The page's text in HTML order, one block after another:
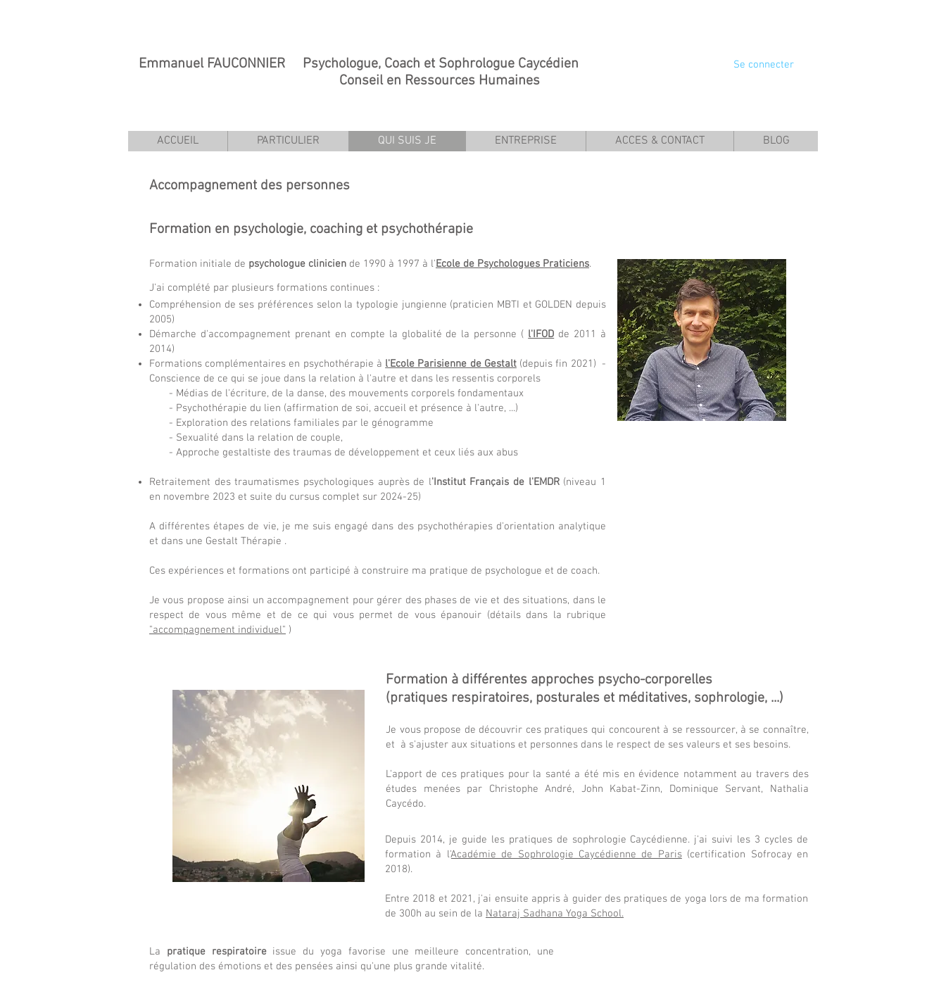
Emmanuel FAUCONNIER Psychologue, Coach et Sophrologue Caycédien
Conseil en Ressources Humaines
Se connecter
ACCUEIL PARTICULIER QUI SUIS JE ENTREPRISE ACCES & CONTACT BLOG
Accompagnement des personnes
Formation en psychologie, coaching et psychothérapie
Formation initiale de psychologue clinicien de 1990 à 1997 à l'Ecole de Psychologues Praticiens.
J'ai complété par plusieurs formations continues :
Compréhension de ses préférences selon la typologie jungienne (praticien MBTI et GOLDEN depuis
2005)
Démarche d'accompagnement prenant en compte la globalité de la personne ( l'IFOD de 2011 à
2014)
Formations complémentaires en psychothérapie à l'Ecole Parisienne de Gestalt(depuis fin 2021) -
Conscience de ce qui se joue dans la relation à l'autre et dans les ressentis corporels
- Médias de l'écriture, de la danse, des mouvements corporels fondamentaux
- Psychothérapie du lien (affirmation de soi, accueil et présence à l'autre, ...)
- Exploration des relations familiales par le génogramme
- Sexualité dans la relation de couple,
- Approche gestaltiste des traumas de développement et ceux liés aux abus
Retraitement des traumatismes psychologiques auprès de l'Institut Français de l'EMDR(niveau 1
en novembre 2023 et suite du cursus complet sur 2024-25)
A différentes étapes de vie, je me suis engagé dans des psychothérapies d'orientation analytique
et dans une Gestalt Thérapie .
Ces expériences et formations ont participé à construire ma pratique de psychologue et de coach.
Je vous propose ainsi un accompagnement pour gérer des phases de vie et des situations, dans le
respect de vous même et de ce qui vous permet de vous épanouir (détails dans la rubrique
"accompagnement individuel" )
Formation à différentes approches psycho-corporelles
(pratiques respiratoires, posturales et méditatives, sophrologie, ...)
Je vous propose de découvrir ces pratiques qui concourent à se ressourcer, à se connaître,
et à s'ajuster aux situations et personnes dans le respect de ses valeurs et ses besoins.
L'apport de ces pratiques pour la santé a été mis en évidence notamment au travers des
études menées par Christophe André, John Kabat-Zinn, Dominique Servant, Nathalia
Caycédo.
Depuis 2014, je guide les pratiques de sophrologie Caycédienne. j'ai suivi les 3 cycles de
formation à l'Académie de Sophrologie Caycédienne de Paris(certification Sofrocay en
2018).
Entre 2018 et 2021, j'ai ensuite appris à guider des pratiques de yoga lors de ma formation
de 300h au sein de la Nataraj Sadhana Yoga School.
La pratique respiratoireissue du yoga favorise une meilleure concentration, une
régulation des émotions et des pensées ainsi qu'une plus grande vitalité.